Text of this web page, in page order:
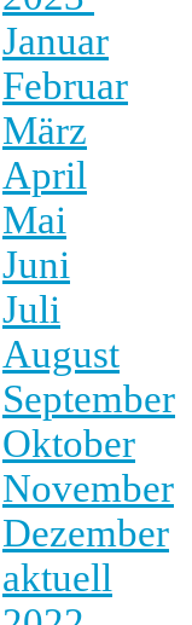
Januar
Februar
März
April
Mai
Juni
Juli
August
September
Oktober
November
Dezember
aktuell